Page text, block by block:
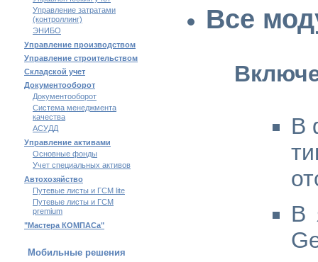
Управление затратами
(контроллинг)
ЭНИБО
Управление производством
Управление строительством
Складской учет
Документооборот
Документооборот
Система менеджмента
качества
АСУДД
Управление активами
Основные фонды
Учет специальных активов
Автохозяйство
Путевые листы и ГСМ lite
Путевые листы и ГСМ
premium
"Мастера КОМПАСа"
Мобильные решения
Все
В
В